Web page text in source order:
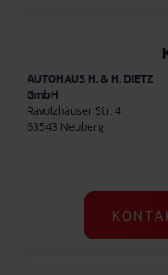
AUTOHAUS H. & H. DIETZ
GmbH
Ravolzhäuser Str. 4
63543 Neuberg